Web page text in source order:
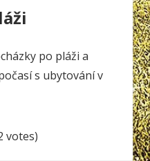
po pláži a
s ubytování v
votes)